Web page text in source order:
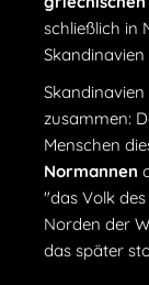
schließlich in
zusammen:
Menschen
Normannen
"das Volk
Norden der
das später